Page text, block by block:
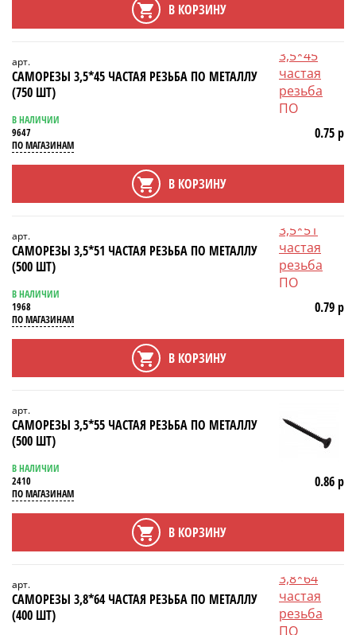
В КОРЗИНУ
арт.
САМОРЕЗЫ 3,5*45 ЧАСТАЯ РЕЗЬБА ПО МЕТАЛЛУ
(750 ШТ)
В НАЛИЧИИ
9647
ПО МАГАЗИНАМ
0.75 р
В КОРЗИНУ
арт.
САМОРЕЗЫ 3,5*51 ЧАСТАЯ РЕЗЬБА ПО МЕТАЛЛУ
(500 ШТ)
В НАЛИЧИИ
1968
ПО МАГАЗИНАМ
0.79 р
В КОРЗИНУ
арт.
САМОРЕЗЫ 3,5*55 ЧАСТАЯ РЕЗЬБА ПО МЕТАЛЛУ
(500 ШТ)
В НАЛИЧИИ
2410
ПО МАГАЗИНАМ
0.86 р
В КОРЗИНУ
арт.
САМОРЕЗЫ 3,8*64 ЧАСТАЯ РЕЗЬБА ПО МЕТАЛЛУ
(400 ШТ)